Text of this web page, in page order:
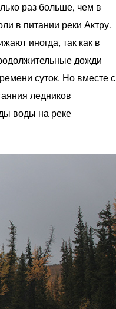
раз больше, чем в
в питании реки Актру.
иногда, так как в
дожди
суток. Но вместе с
ледников
воды на реке